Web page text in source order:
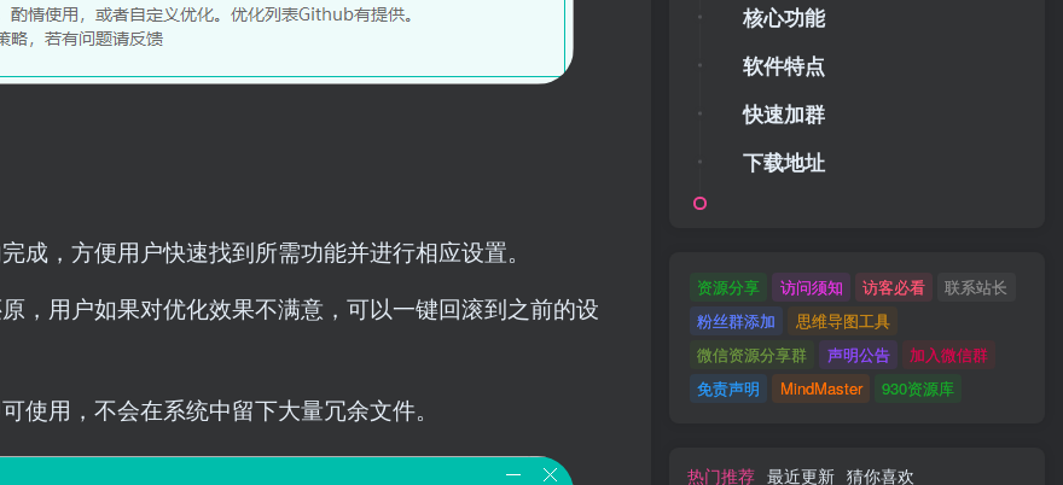
成，方便用户快速找到所需功能并进行相应设置。
，用户如果对优化效果不满意，可以一键回滚到之前的设
使用，不会在系统中留下大量冗余文件。
核心功能
软件特点
快速加群
下载地址
资源分享 访问须知 访客必看
联系站长
粉丝群添加
思维导图工具
微信资源分享群
声明公告
加入微信群
免责声明
MindMaster 930资源库
热门推荐 最近更新 猜你喜欢